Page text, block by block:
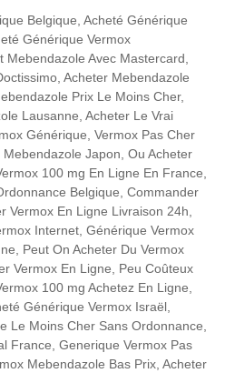
Belgique, Acheté Générique
Générique Vermox
Avec Mastercard,
Acheter Mebendazole
Prix Le Moins Cher,
Lausanne, Acheter Le Vrai
Générique, Vermox Pas Cher
Japon, Ou Acheter
100 mg En Ligne En France,
Belgique, Commander
Vermox En Ligne Livraison 24h,
Internet, Générique Vermox
Peut On Acheter Du Vermox
Vermox En Ligne, Peu Coûteux
100 mg Achetez En Ligne,
Générique Vermox Israël,
Le Moins Cher Sans Ordonnance,
France, Generique Vermox Pas
Mebendazole Bas Prix, Acheter